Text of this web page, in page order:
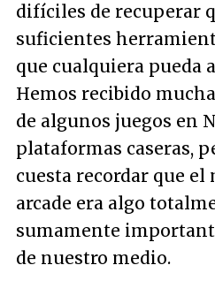
difíciles de recuperar
suficientes
que cualquiera pueda
Hemos recibido
de algunos juegos en
plataformas caseras,
cuesta recordar que el
arcade era algo
sumamente
de nuestro medio.